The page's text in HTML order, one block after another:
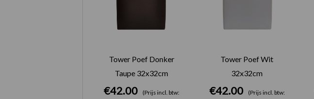
Tower Poef Donker
Taupe 32x32cm
€42.00
(Prijs incl. btw:
Tower Poef Wit
32x32cm
€42.00
(Prijs incl. btw: